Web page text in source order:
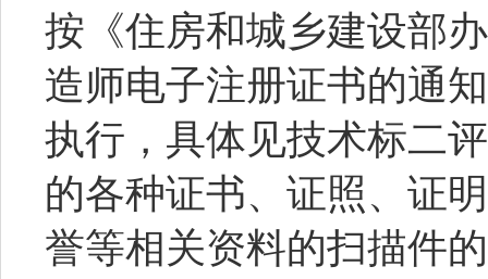
按《住房和城乡建设部
造师电子注册证书的通
执行，具体见技术标二
的各种证书、证照、证
誉等相关资料的扫描件